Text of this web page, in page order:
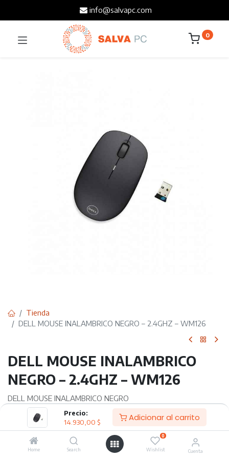
Precio:
14.930,00 $ Adicionar al carrito
Home Search
0
Wishlist Cuenta
info@salvapc.com
0
Tienda
DELL MOUSE INALAMBRICO NEGRO – 2.4GHZ – WM126
DELL MOUSE INALAMBRICO
NEGRO – 2.4GHZ – WM126
DELL MOUSE INALAMBRICO NEGRO
Especificaciones:
Numero de Botones: 3
Resolución de movimiento: 1000 ppp